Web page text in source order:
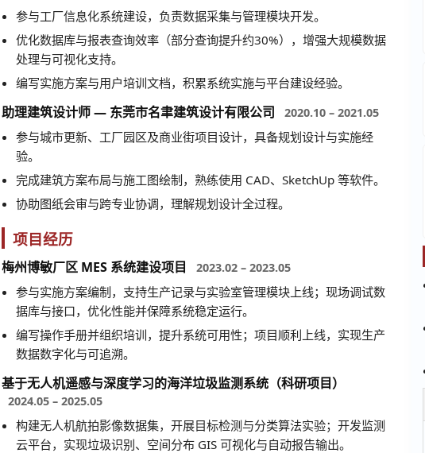
参与工厂信息化系统建设，负责数据采集与管理模块开发。
优化数据库与报表查询效率（部分查询提升约30%），增强大规模数据
处理与可视化支持。
编写实施方案与用户培训文档，积累系统实施与平台建设经验。
助理建筑设计师 — 东莞市名聿建筑设计有限公司 2020.10 – 2021.05
参与城市更新、工厂园区及商业街项目设计，具备规划设计与实施经
验。
完成建筑方案布局与施工图绘制，熟练使用 CAD、SketchUp 等软件。
协助图纸会审与跨专业协调，理解规划设计全过程。
项目经历
梅州博敏厂区 MES 系统建设项目 2023.02 – 2023.05
参与实施方案编制，支持生产记录与实验室管理模块上线；现场调试数
据库与接口，优化性能并保障系统稳定运行。
编写操作手册并组织培训，提升系统可用性；项目顺利上线，实现生产
数据数字化与可追溯。
基于无人机遥感与深度学习的海洋垃圾监测系统（科研项目）
2024.05 – 2025.05
构建无人机航拍影像数据集，开展目标检测与分类算法实验；开发监测
云平台，实现垃圾识别、空间分布 GIS 可视化与自动报告输出。